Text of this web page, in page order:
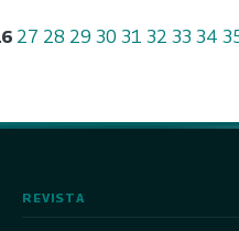
27 28 29 30 31 32 33 34
REVISTA